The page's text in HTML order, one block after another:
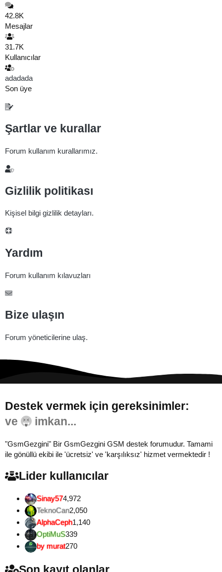
42.8K
Mesajlar
31.7K
Kullanıcılar
adadada
Son üye
Şartlar ve kurallar
Forum kullanım kurallarımız.
Gizlilik politikası
Kişisel bilgi gizlilik detayları.
Yardım
Forum kullanım kılavuzları
Bize ulaşın
Forum yöneticilerine ulaş.
Destek vermek için gereksinimler:
Gönül...
"GsmGezgini" Bir GsmGezgini GSM destek forumudur. Tamami
ile gönüllü ekibi ile 'ücretsiz' ve 'karşılıksız' hizmet vermektedir !
Lider kullanıcılar
Sinay574,972
TeknoCan2,050
AlphaCeph1,140
OptiMuS339
by murat270